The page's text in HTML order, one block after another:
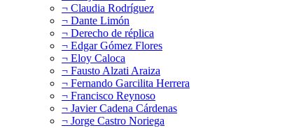
¬ Claudia Rodríguez
¬ Dante Limón
¬ Derecho de réplica
¬ Edgar Gómez Flores
¬ Eloy Caloca
¬ Fausto Alzati Araiza
¬ Fernando Garcilita Herrera
¬ Francisco Reynoso
¬ Javier Cadena Cárdenas
¬ Jorge Castro Noriega